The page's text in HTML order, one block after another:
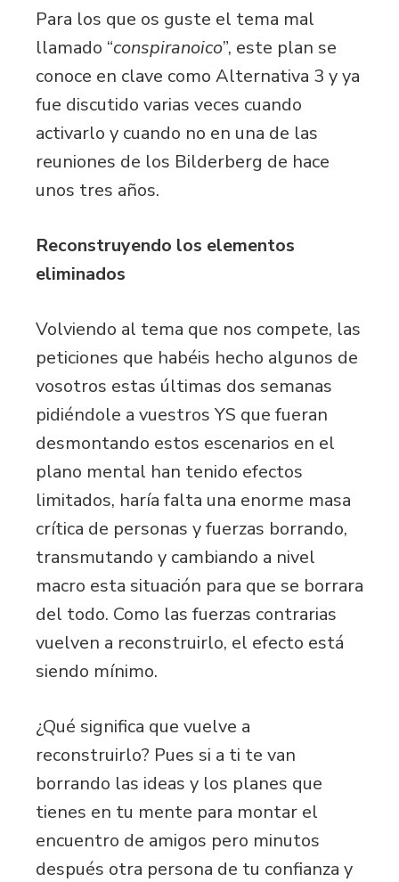
Para los que os guste el tema mal
llamado “conspiranoico”, este plan se
conoce en clave como Alternativa 3 y ya
fue discutido varias veces cuando
activarlo y cuando no en una de las
reuniones de los Bilderberg de hace
unos tres años.
Reconstruyendo los elementos
eliminados
Volviendo al tema que nos compete, las
peticiones que habéis hecho algunos de
vosotros estas últimas dos semanas
pidiéndole a vuestros YS que fueran
desmontando estos escenarios en el
plano mental han tenido efectos
limitados, haría falta una enorme masa
crítica de personas y fuerzas borrando,
transmutando y cambiando a nivel
macro esta situación para que se borrara
del todo. Como las fuerzas contrarias
vuelven a reconstruirlo, el efecto está
siendo mínimo.
¿Qué significa que vuelve a
reconstruirlo? Pues si a ti te van
borrando las ideas y los planes que
tienes en tu mente para montar el
encuentro de amigos pero minutos
después otra persona de tu confianza y